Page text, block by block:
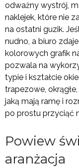
odważny wystrój,
naklejek, które nie
na ostatni guzik.
nudno, a biuro
kolorowych grafik
pozwala na
typie i kształcie
trapezowe,
jaką mają ramę i
po prostu przyciąć
Powiew
aranżacja